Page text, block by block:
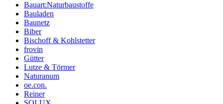
Bauart:Naturbaustoffe
Bauladen
Baunetz
Biber
Bischoff & Kohlstetter
frovin
Gütter
Lutze & Törmer
Naturanum
oe.con.
Reiner